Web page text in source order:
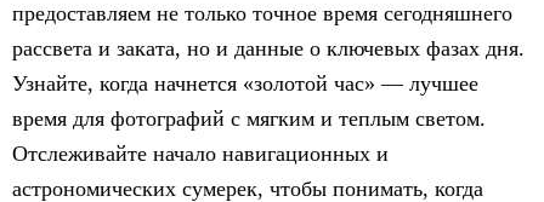
предоставляем не только точное время сегодняшнего
рассвета и заката, но и данные о ключевых фазах дня.
Узнайте, когда начнется «золотой час» — лучшее
время для фотографий с мягким и теплым светом.
Отслеживайте начало навигационных и
астрономических сумерек, чтобы понимать, когда